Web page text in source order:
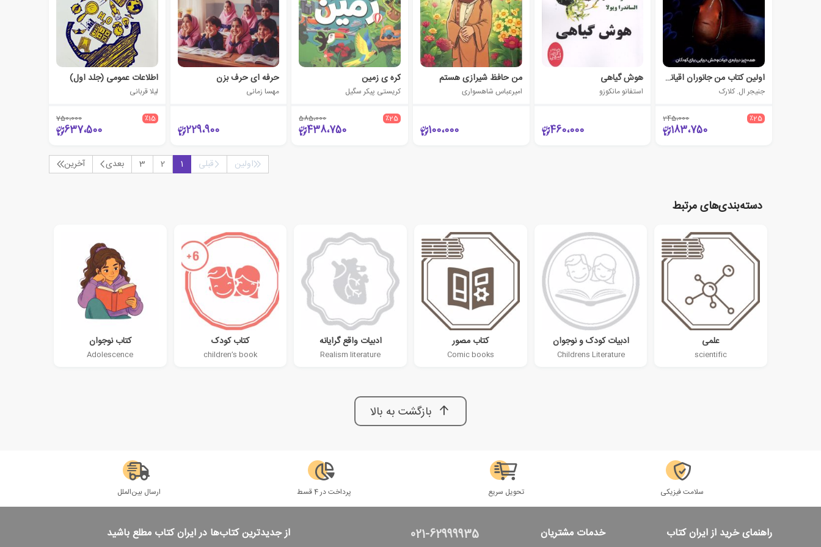
اولین کتاب من جانوران اقیانوس
جنیجر ال. کلارک
٪25 245،000
183،750
هوش گیاهی
استفانو مانکوزو
460،000
من حافظ شیرازی هستم
امیرعباس شاهسواری
100،000
کره ی زمین
کریستی پیکر سگیل
٪25 585،000
438،750
حرفه ای حرف بزن
مهسا زمانی
229،900
اطلاعات عمومی (جلد اول)
لیلا قربانی
٪15 750،000
637،500
اولین قبلی 1
2
3 بعدی آخرین
دسته‌بندی‌های مرتبط
علمی
scientific
ادبیات کودک و نوجوان
Childrens Literature
کتاب مصور
Comic books
ادبیات واقع گرایانه
Realism literature
کتاب کودک
children’s book
کتاب نوجوان
Adolescence
بازگشت به بالا
سلامت فیزیکی تحویل سریع پرداخت در 4 قسط ارسال بین‌الملل
راهنمای خرید از ایران کتاب خدمات مشتریان 021-62999935 از جدیدترین کتاب‌ها در ایران کتاب مطلع باشید